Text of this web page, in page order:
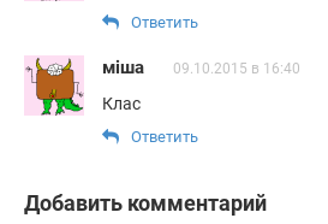
Ответить
міша 09.10.2015 в 16:40
Клас
Ответить
Добавить комментарий